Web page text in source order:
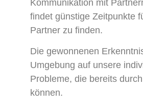
Kommunikation mit
findet günstige Zeitpunkte
Partner zu finden.
Die gewonnenen
Umgebung auf unsere
Probleme, die bereits
können.